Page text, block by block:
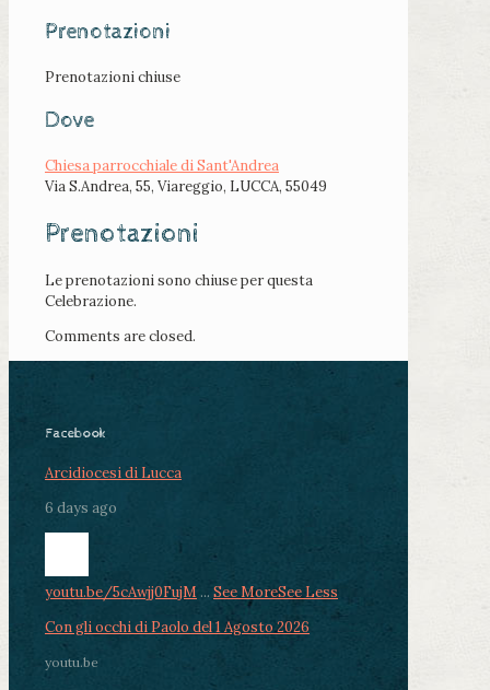
Prenotazioni
Prenotazioni chiuse
Dove
Chiesa parrocchiale di Sant'Andrea
Via S.Andrea, 55, Viareggio, LUCCA, 55049
Prenotazioni
Le prenotazioni sono chiuse per questa
Celebrazione.
Comments are closed.
Facebook
Arcidiocesi di Lucca
6 days ago
youtu.be/5cAwjj0FujM ... See MoreSee Less
Con gli occhi di Paolo del 1 Agosto 2026
youtu.be